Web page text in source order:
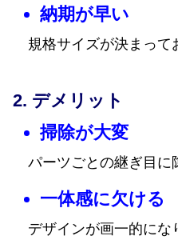
納期が早い
規格サイズが決まっ
デメリット
掃除が大変
パーツごとの継ぎ目に
一体感に欠ける
デザインが画一的に